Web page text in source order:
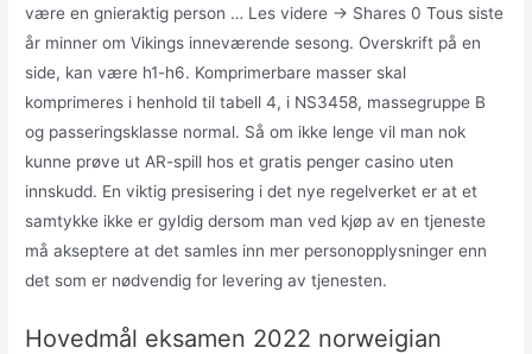
være en gnieraktig person … Les videre → Shares 0 Tous siste
år minner om Vikings inneværende sesong. Overskrift på en
side, kan være h1-h6. Komprimerbare masser skal
komprimeres i henhold til tabell 4, i NS3458, massegruppe B
og passeringsklasse normal. Så om ikke lenge vil man nok
kunne prøve ut AR-spill hos et gratis penger casino uten
innskudd. En viktig presisering i det nye regelverket er at et
samtykke ikke er gyldig dersom man ved kjøp av en tjeneste
må akseptere at det samles inn mer personopplysninger enn
det som er nødvendig for levering av tjenesten.
Hovedmål eksamen 2022 norweigian